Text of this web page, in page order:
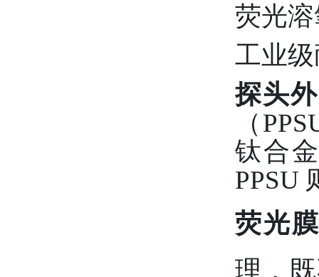
荧光
工业
探头
（
钛合
PPSU
荧光
理，